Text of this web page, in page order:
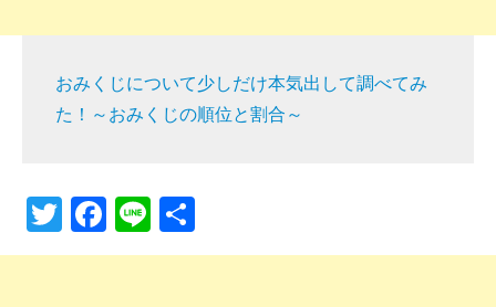
おみくじについて少しだけ本気出して調べてみ
た！～おみくじの順位と割合～
T
wi
F
a
Li
n
有